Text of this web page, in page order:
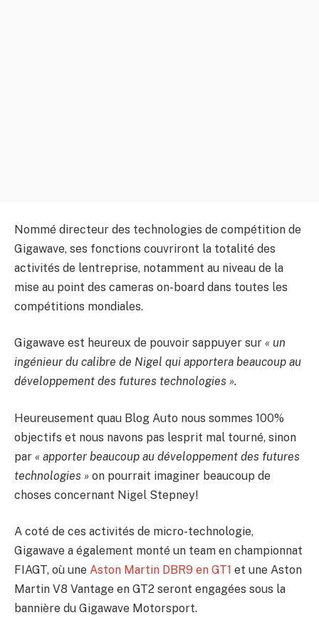
Nommé directeur des technologies de compétition de
Gigawave, ses fonctions couvriront la totalité des
activités de lentreprise, notamment au niveau de la
mise au point des cameras on-board dans toutes les
compétitions mondiales.
Gigawave est heureux de pouvoir sappuyer sur « un
ingénieur du calibre de Nigel qui apportera beaucoup au
développement des futures technologies ».
Heureusement quau Blog Auto nous sommes 100%
objectifs et nous navons pas lesprit mal tourné, sinon
par « apporter beaucoup au développement des futures
technologies » on pourrait imaginer beaucoup de
choses concernant Nigel Stepney!
A coté de ces activités de micro-technologie,
Gigawave a également monté un team en championnat
FIAGT, où une Aston Martin DBR9 en GT1 et une Aston
Martin V8 Vantage en GT2 seront engagées sous la
bannière du Gigawave Motorsport.